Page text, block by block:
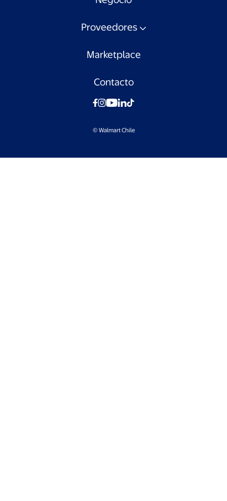
Proveedores
Marketplace
Contacto
© Walmart Chile